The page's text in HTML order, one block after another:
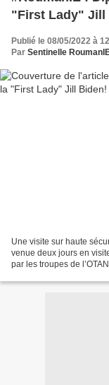
"First Lady" Jill
Publié le 08/05/2022 à
Par Sentinelle
Une visite sur haute
venue deux jours en
par les troupes de